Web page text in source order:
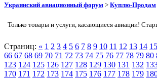
Украинский авиационный форум > Куплю-Продам
Только товары и услуги, касающиеся авиации!
Страниц: « 1 2 3 4 5 6 7 8 9 10 11 12 13 14 15
66 67 68 69 70 71 72 73 74 75 76 77 78 79 80
123 124 125 126 127 128 129 130 131 132
170 171 172 173 174 175 176 177 178 179